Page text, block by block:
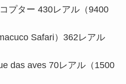
プター 430レアル（9400
Safari）362レアル
das aves 70レアル（1500